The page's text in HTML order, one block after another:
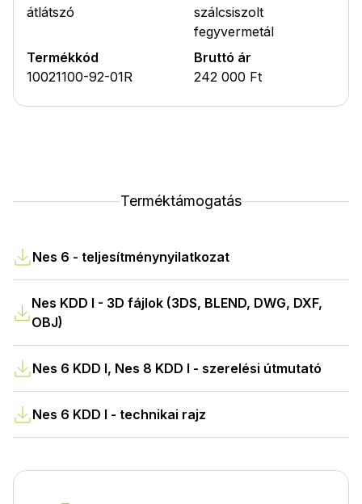
átlátszó
szálcsiszolt
fegyvermetál
Termékkód
10021100-92-01R
Bruttó ár
242 000 Ft
Terméktámogatás
Nes 6 - teljesítménynyilatkozat
Nes KDD I - 3D fájlok (3DS, BLEND, DWG, DXF,
OBJ)
Nes 6 KDD I, Nes 8 KDD I - szerelési útmutató
Nes 6 KDD I - technikai rajz